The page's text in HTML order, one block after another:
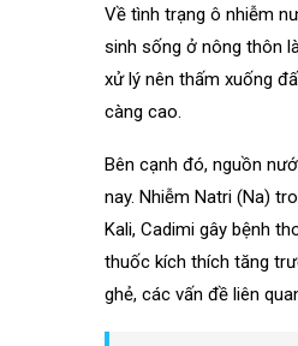
Về tình trạng ô nhiễm
sinh sống ở nông thôn
xử lý nên thấm xuống
càng cao.
Bên cạnh đó, nguồn
nay. Nhiễm Natri (Na)
Kali, Cadimi gây bệnh
thuốc kích thích tăng
ghẻ, các vấn đề liên